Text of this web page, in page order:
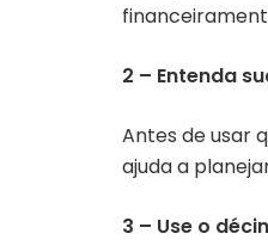
2 – Entenda
Antes de usar
ajuda a
3 – Use o